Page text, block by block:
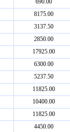
690.00
8175.00
3137.50
2850.00
17925.00
6300.00
5237.50
11825.00
10400.00
11825.00
4450.00